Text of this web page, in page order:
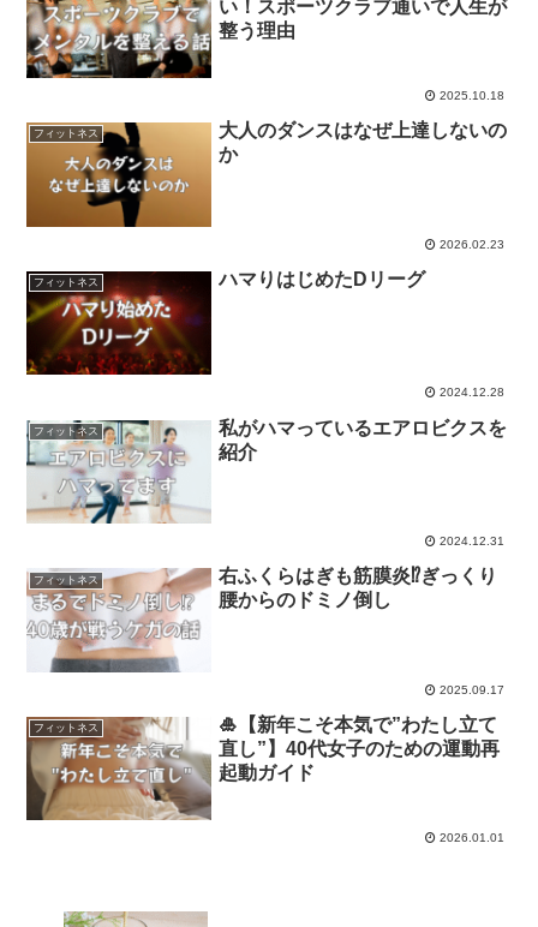
い！スポーツクラブ通いで人生が
整う理由
2025.10.18
フィットネス
大人のダンスはなぜ上達しないの
か
2026.02.23
フィットネス ハマりはじめたDリーグ
2024.12.28
フィットネス
私がハマっているエアロビクスを
紹介
2024.12.31
フィットネス
右ふくらはぎも筋膜炎⁉ぎっくり
腰からのドミノ倒し
2025.09.17
フィットネス
🎍【新年こそ本気で”わたし立て
直し”】40代女子のための運動再
起動ガイド
2026.01.01